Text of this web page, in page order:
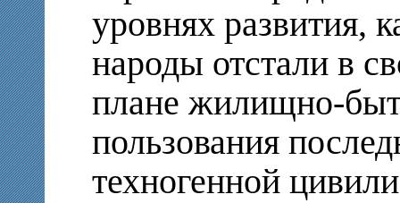
уровнях развития,
народы отстали в
плане жилищно-
пользования
техногенной